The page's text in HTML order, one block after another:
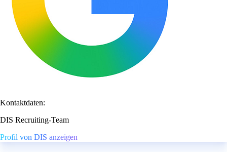
Kontaktdaten:
DIS Recruiting-Team
Profil von DIS anzeigen